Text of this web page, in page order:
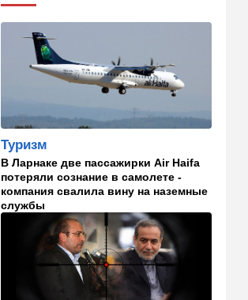
Офарим
В мире
Дроны-разведчики над
бундесвером: Германия
наконец запаниковала?
10:10
"Холодные сферы" над
Ближним Востоком:
Пентагон выложил новую
партию Х-файлов
Мнения
Я формирую свой
собственный нарратив
Туризм
В Ларнаке две пассажирки Air Haifa
потеряли сознание в самолете -
компания свалила вину на наземные
службы